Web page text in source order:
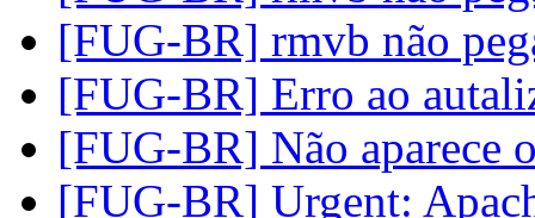
[FUG-BR] rmvb não
[FUG-BR] Erro ao
[FUG-BR] Não aparece
[FUG-BR] Urgent: